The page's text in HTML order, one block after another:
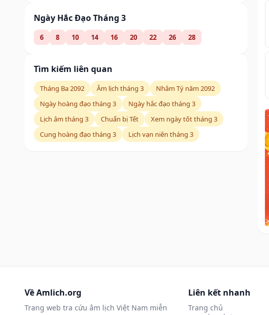
Ngày Hắc Đạo Tháng 3
6 8 10 14 16 20 22 26 28
Tìm kiếm liên quan
Tháng Ba 2092 Âm lịch tháng 3
Nhâm Tý năm 2092
Ngày hoàng đạo tháng 3
Ngày hắc đạo tháng 3
Lịch âm tháng 3
Chuẩn bị Tết
Xem ngày tốt tháng 3
Cung hoàng đạo tháng 3
Lịch vạn niên tháng 3
Về Amlich.org
Trang web tra cứu âm lịch Việt Nam miễn
Liên kết nhanh
Trang chủ